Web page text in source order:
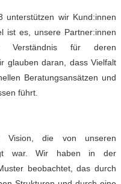
wir Kund:innen
ist es, unsere Partner:innen
für deren
glauben daran, dass Vielfalt
Beratungsansätzen und
führt.
Vision, die von unseren
war. Wir haben in der
beobachtet, das durch